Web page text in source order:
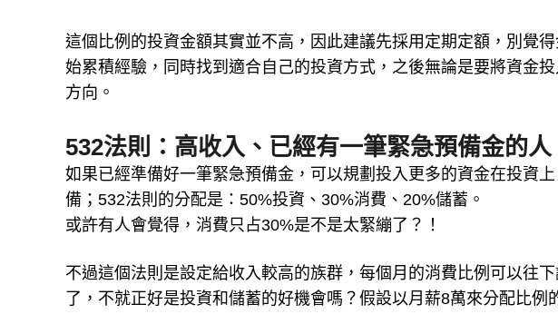
這個比例的投資金額其實並不高，因此建議先採用定期定額，別覺
始累積經驗，同時找到適合自己的投資方式，之後無論是要將資金
方向。
532法則：高收入、已經有一筆緊急預備金的人
如果已經準備好一筆緊急預備金，可以規劃投入更多的資金在投資
備；532法則的分配是：50%投資、30%消費、20%儲蓄。
或許有人會覺得，消費只占30%是不是太緊繃了？！
不過這個法則是設定給收入較高的族群，每個月的消費比例可以往
了，不就正好是投資和儲蓄的好機會嗎？假設以月薪8萬來分配比例